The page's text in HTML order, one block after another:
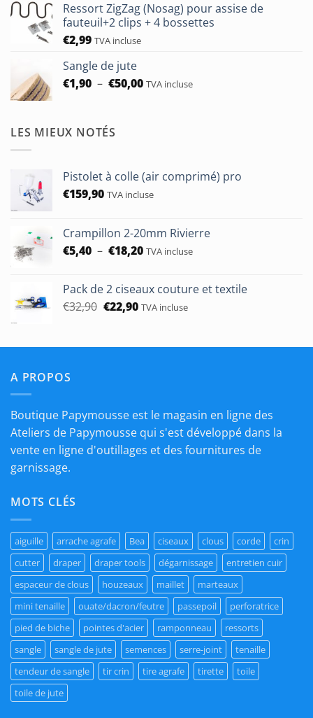
Ressort ZigZag (Nosag) pour assise de
fauteuil+2 clips + 4 bossettes
€2,99 TVA incluse
Sangle de jute
€1,90 – €50,00Plage
TVA incluse
LES MIEUX NOTÉS
Pistolet à colle (air comprimé) pro
€159,90 TVA incluse
Crampillon 2-20mm Rivierre
€5,40 – €18,20Plage
€5,40
à
TVA incluse
Pack de 2 ciseaux couture et textile
€32,90 Le
était :
€22,90Le
est :
TVA incluse
A PROPOS
Boutique Papymousse est le magasin en ligne des
Ateliers de Papymousse qui s'est développé dans la
vente en ligne d'outillages et des fournitures de
garnissage.
MOTS CLÉS
aiguille arrache agrafe Bea ciseaux clous corde
crin
cutter
draper draper tools dégarnissage
entretien cuir
espaceur de clous
houzeaux maillet
marteaux
mini tenaille
ouate/dacron/feutre passepoil
perforatrice
pied de biche
pointes d'acier ramponneau
ressorts
sangle
sangle de jute semences serre-joint
tenaille
tendeur de sangle
tir crin tire agrafe tirette
toile
toile de jute